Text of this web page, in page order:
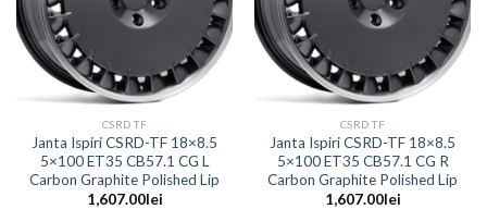
CSRD TF
Janta Ispiri CSRD-TF 18×8.5
5×100 ET35 CB57.1 CG L
Carbon Graphite Polished Lip
1,607.00lei
CSRD TF
Janta Ispiri CSRD-TF 18×8.5
5×100 ET35 CB57.1 CG R
Carbon Graphite Polished Lip
1,607.00lei